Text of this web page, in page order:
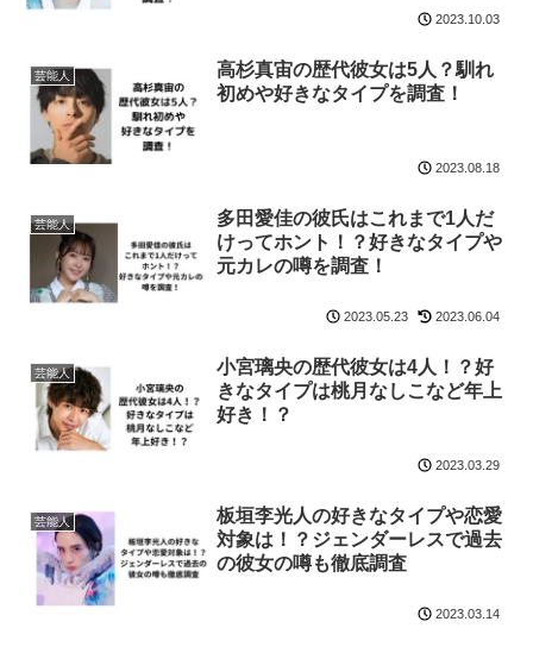
2023.10.03
芸能人
高杉真宙の歴代彼女は5人？馴れ
初めや好きなタイプを調査！
2023.08.18
芸能人
多田愛佳の彼氏はこれまで1人だ
けってホント！？好きなタイプや
元カレの噂を調査！
2023.05.23 2023.06.04
芸能人
小宮璃央の歴代彼女は4人！？好
きなタイプは桃月なしこなど年上
好き！？
2023.03.29
芸能人
板垣李光人の好きなタイプや恋愛
対象は！？ジェンダーレスで過去
の彼女の噂も徹底調査
2023.03.14